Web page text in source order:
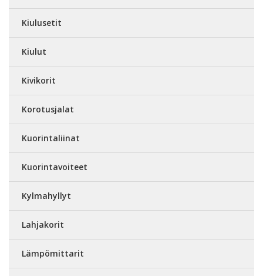
Kiulusetit
Kiulut
Kivikorit
Korotusjalat
Kuorintaliinat
Kuorintavoiteet
Kylmahyllyt
Lahjakorit
Lämpömittarit